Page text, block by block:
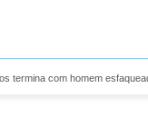
termina com homem